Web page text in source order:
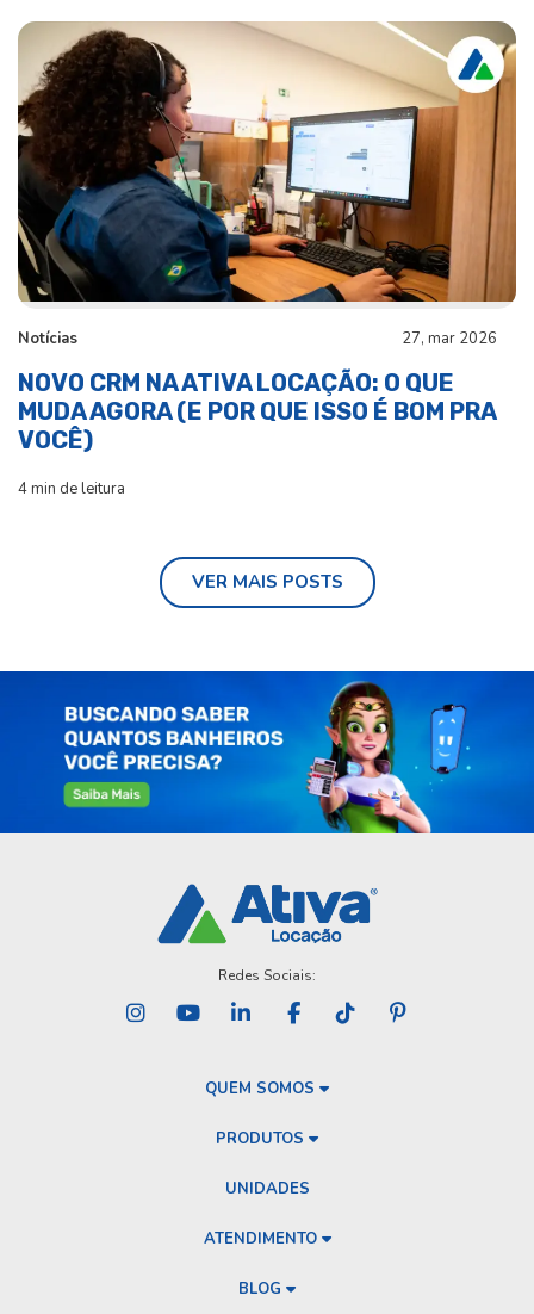
Notícias 27, mar 2026
NOVO CRM NA ATIVA LOCAÇÃO: O QUE
MUDA AGORA (E POR QUE ISSO É BOM PRA
VOCÊ)
4 min de leitura
VER MAIS POSTS
Redes Sociais:
QUEM SOMOS
PRODUTOS
UNIDADES
ATENDIMENTO
BLOG